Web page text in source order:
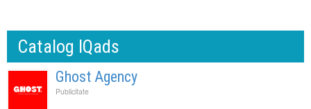
Catalog IQads
Ghost Agency
Publicitate